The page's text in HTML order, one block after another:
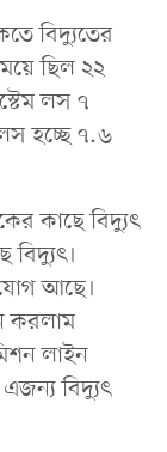
বিদ্যুতের
ছিল ২২
লস ৭
লস হচ্ছে ৭.৬
কাছে বিদ্যুৎ
বিদ্যুৎ।
আছে।
করলাম
লাইন
বিদ্যুৎ